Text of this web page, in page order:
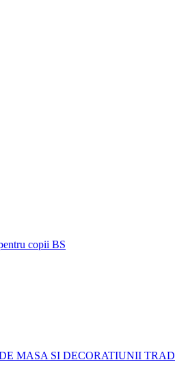
copii BS
MASA SI DECORATIUNII TRAD